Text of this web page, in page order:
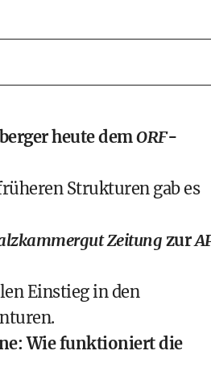
heute demORF-
Strukturen gab es
Zeitung zur
Einstieg in den
Wie funktioniert die